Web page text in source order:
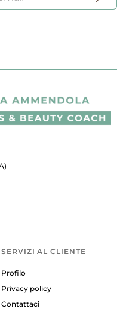
SERVIZI AL CLIENTE
Profilo
Privacy policy
Contattaci